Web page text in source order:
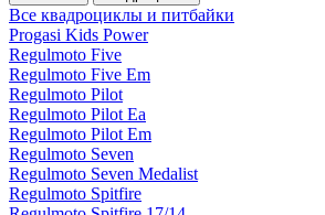
Все квадроциклы и питбайки
Progasi Kids Power
Regulmoto Five
Regulmoto Five Em
Regulmoto Pilot
Regulmoto Pilot Ea
Regulmoto Pilot Em
Regulmoto Seven
Regulmoto Seven Medalist
Regulmoto Spitfire